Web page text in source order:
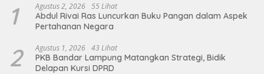
1 Agustus 2, 2026 55 Lihat
Abdul Rivai Ras Luncurkan Buku Pangan dalam Aspek
Pertahanan Negara
2 Agustus 1, 2026 43 Lihat
PKB Bandar Lampung Matangkan Strategi, Bidik
Delapan Kursi DPRD